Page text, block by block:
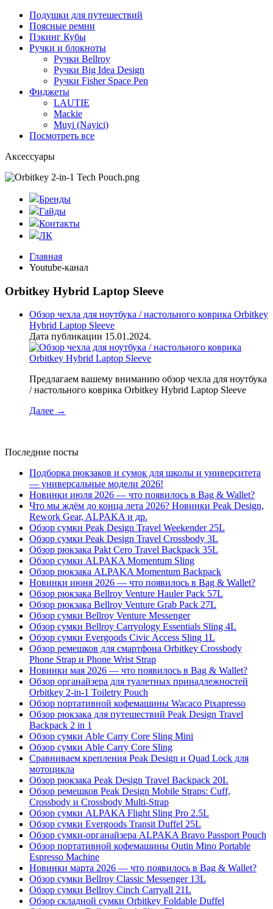
Подушки для путешествий
Поясные ремни
Пэкинг Кубы
Ручки и блокноты
Ручки Bellroy
Ручки Big Idea Design
Ручки Fisher Space Pen
Фиджеты
LAUTIE
Mackie
Muyi (Nayici)
Посмотреть все
Аксессуары
Бренды
Гайды
Контакты
ЛК
Главная
Youtube-канал
Orbitkey Hybrid Laptop Sleeve
Обзор чехла для ноутбука / настольного коврика Orbitkey
Hybrid Laptop Sleeve
Дата публикации 15.01.2024.
Предлагаем вашему вниманию обзор чехла для ноутбука
/ настольного коврика Orbitkey Hybrid Laptop Sleeve
Далее →
Последние посты
Подборка рюкзаков и сумок для школы и университета
— универсальные модели 2026!
Новинки июля 2026 — что появилось в Bag & Wallet?
Что мы ждём до конца лета 2026? Новинки Peak Design,
Rework Gear, ALPAKA и др.
Обзор сумки Peak Design Travel Weekender 25L
Обзор сумки Peak Design Travel Crossbody 3L
Обзор рюкзака Pakt Cero Travel Backpack 35L
Обзор сумки ALPAKA Momentum Sling
Обзор рюкзака ALPAKA Momentum Backpack
Новинки июня 2026 — что появилось в Bag & Wallet?
Обзор рюкзака Bellroy Venture Hauler Pack 57L
Обзор рюкзака Bellroy Venture Grab Pack 27L
Обзор сумки Bellroy Venture Messenger
Обзор сумки Bellroy Carryology Essentials Sling 4L
Обзор сумки Evergoods Civic Access Sling 1L
Обзор ремешков для смартфона Orbitkey Crossbody
Phone Strap и Phone Wrist Strap
Новинки мая 2026 — что появилось в Bag & Wallet?
Обзор органайзера для туалетных принадлежностей
Orbitkey 2-in-1 Toiletry Pouch
Обзор портативной кофемашины Wacaco Pixapresso
Обзор рюкзака для путешествий Peak Design Travel
Backpack 2 in 1
Обзор сумки Able Carry Core Sling Mini
Обзор сумки Able Carry Core Sling
Сравниваем крепления Peak Design и Quad Lock для
мотоцикла
Обзор рюкзака Peak Design Travel Backpack 20L
Обзор ремешков Peak Design Mobile Straps: Cuff,
Crossbody и Crossbody Multi-Strap
Обзор сумки ALPAKA Flight Sling Pro 2.5L
Обзор сумки Evergoods Transit Duffel 25L
Обзор сумки-органайзера ALPAKA Bravo Passport Pouch
Обзор портативной кофемашины Outin Mino Portable
Espresso Machine
Новинки марта 2026 — что появилось в Bag & Wallet?
Обзор сумки Bellroy Classic Messenger 13L
Обзор сумки Bellroy Cinch Carryall 21L
Обзор складной сумки Orbitkey Foldable Duffel